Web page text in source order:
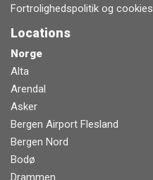
Fortrolighedspolitik og cookies
Locations
Norge
Alta
Arendal
Asker
Bergen Airport Flesland
Bergen Nord
Bodø
Drammen